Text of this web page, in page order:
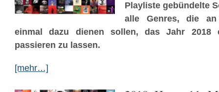
Playliste gebündelte
alle Genres, die
einmal dazu dienen sollen, das Jahr 2018
passieren zu lassen.
[mehr…]